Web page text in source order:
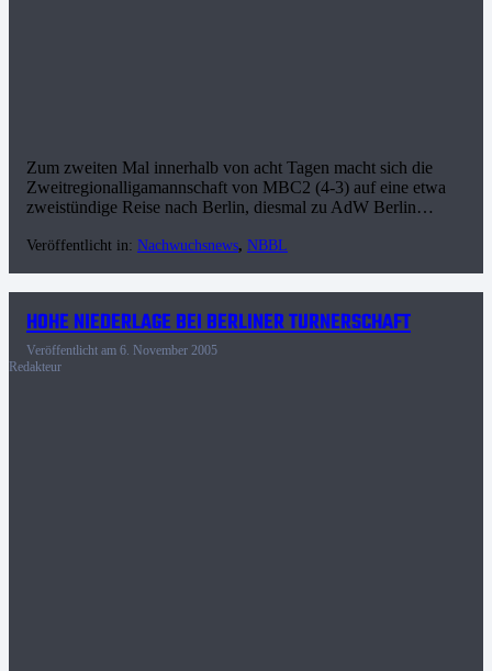
Zum zweiten Mal innerhalb von acht Tagen macht sich die
Zweitregionalligamannschaft von MBC2 (4-3) auf eine etwa
zweistündige Reise nach Berlin, diesmal zu AdW Berlin…
Veröffentlicht in: Nachwuchsnews, NBBL
HOHE NIEDERLAGE BEI BERLINER TURNERSCHAFT
Veröffentlicht am 6. November 2005
Redakteur